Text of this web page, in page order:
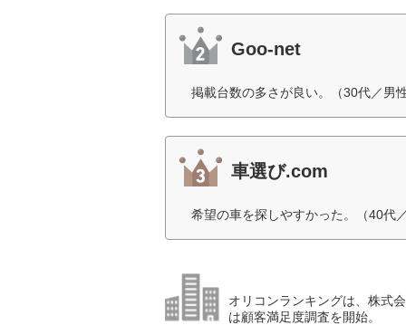
Goo-net
掲載台数の多さが良い。（30代／男
車選び.com
希望の車を探しやすかった。（40代
オリコンランキングは、株式
は顧客満足度調査を開始。